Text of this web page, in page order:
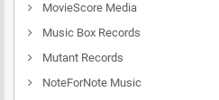
MovieScore Media
Music Box Records
Mutant Records
NoteForNote Music